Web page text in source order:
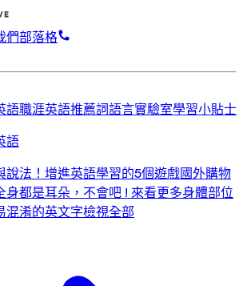
們部落格
語職涯英語推薦詞語言實驗室學習小貼士
語
法！ 增進英語學習的5個遊戲國外購物
身都是耳朵，不會吧 ! 來看更多身體部位
混淆的英文字檢視全部